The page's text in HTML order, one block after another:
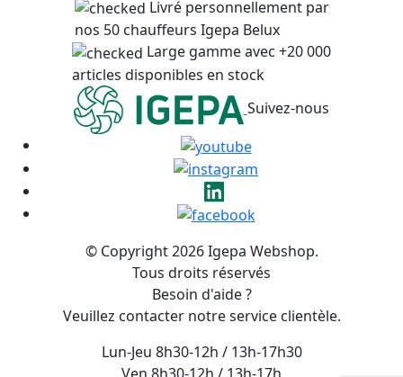
Livré personnellement par
nos 50 chauffeurs Igepa Belux
Large gamme avec +20 000
articles disponibles en stock
Suivez-nous
© Copyright 2026 Igepa Webshop.
Tous droits réservés
Besoin d'aide ?
Veuillez contacter notre service clientèle.
Lun-Jeu 8h30-12h / 13h-17h30